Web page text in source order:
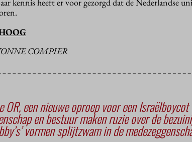
COMPIER
OR, een nieuwe oproep voor een Israëlboycot
en bestuur maken ruzie over de
vormen splijtzwam in de